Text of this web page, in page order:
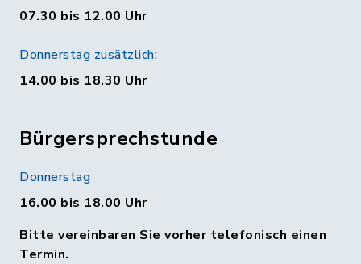
07.30 bis 12.00 Uhr
Donnerstag zusätzlich:
14.00 bis 18.30 Uhr
Bürgersprechstunde
Donnerstag
16.00 bis 18.00 Uhr
Bitte vereinbaren Sie vorher telefonisch einen
Termin.